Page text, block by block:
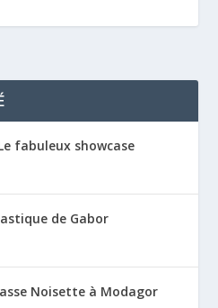
fabuleux showcase
de Gabor
Noisette à Modagor